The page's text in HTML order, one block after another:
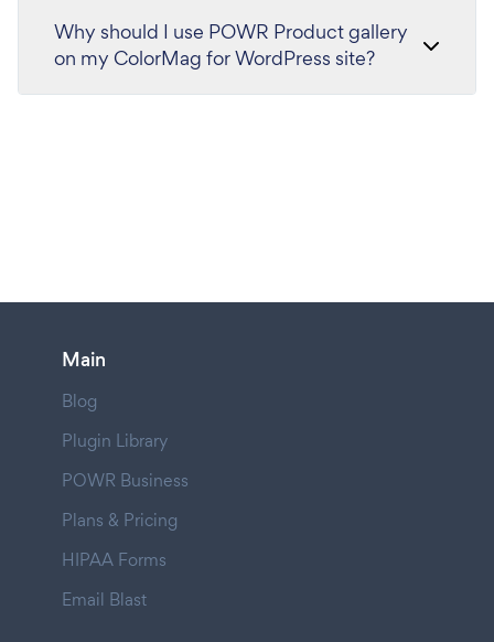
Why should I use POWR Product gallery
on my ColorMag for WordPress site?
Main
Blog
Plugin Library
POWR Business
Plans & Pricing
HIPAA Forms
Email Blast